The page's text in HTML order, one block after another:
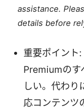
assistance.
details before
重要ポイント
Premiumのす
しい。代わり
応コンテンツ